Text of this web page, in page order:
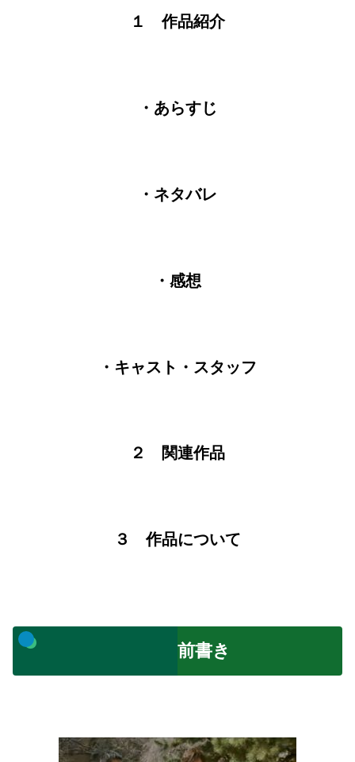
１ 作品紹介
・あらすじ
・ネタバレ
・感想
・キャスト・スタッフ
２ 関連作品
３ 作品について
前書き